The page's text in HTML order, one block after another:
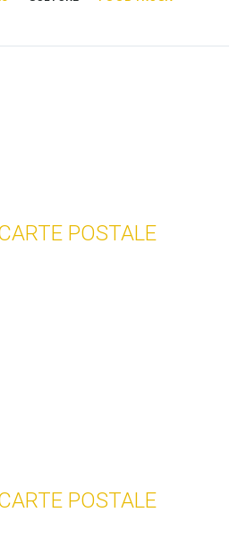
POSTALE
POSTALE